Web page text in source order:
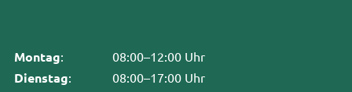
Montag: 08:00–12:00 Uhr
Dienstag: 08:00–17:00 Uhr